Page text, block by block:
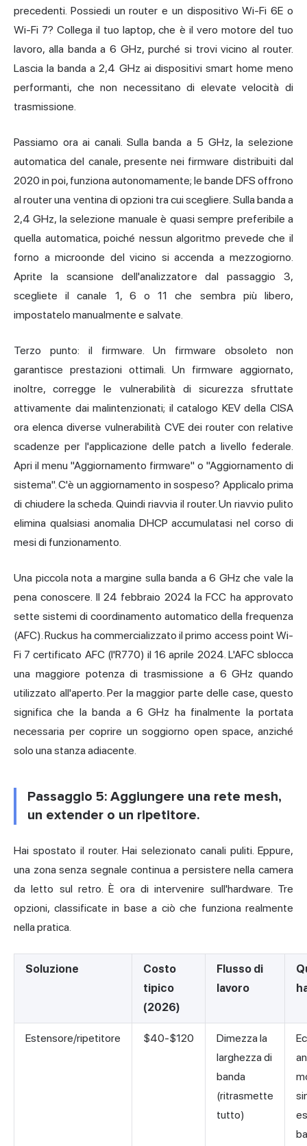
precedenti. Possiedi un router e un dispositivo Wi-Fi 6E o
Wi-Fi 7? Collega il tuo laptop, che è il vero motore del tuo
lavoro, alla banda a 6 GHz, purché si trovi vicino al router.
Lascia la banda a 2,4 GHz ai dispositivi smart home meno
performanti, che non necessitano di elevate velocità di
trasmissione.
Passiamo ora ai canali. Sulla banda a 5 GHz, la selezione
automatica del canale, presente nei firmware distribuiti dal
2020 in poi, funziona autonomamente; le bande DFS offrono
al router una ventina di opzioni tra cui scegliere. Sulla banda a
2,4 GHz, la selezione manuale è quasi sempre preferibile a
quella automatica, poiché nessun algoritmo prevede che il
forno a microonde del vicino si accenda a mezzogiorno.
Aprite la scansione dell'analizzatore dal passaggio 3,
scegliete il canale 1, 6 o 11 che sembra più libero,
impostatelo manualmente e salvate.
Terzo punto: il firmware. Un firmware obsoleto non
garantisce prestazioni ottimali. Un firmware aggiornato,
inoltre, corregge le vulnerabilità di sicurezza sfruttate
attivamente dai malintenzionati; il catalogo KEV della CISA
ora elenca diverse vulnerabilità CVE dei router con relative
scadenze per l'applicazione delle patch a livello federale.
Apri il menu "Aggiornamento firmware" o "Aggiornamento di
sistema". C'è un aggiornamento in sospeso? Applicalo prima
di chiudere la scheda. Quindi riavvia il router. Un riavvio pulito
elimina qualsiasi anomalia DHCP accumulatasi nel corso di
mesi di funzionamento.
Una piccola nota a margine sulla banda a 6 GHz che vale la
pena conoscere. Il 24 febbraio 2024 la FCC ha approvato
sette sistemi di coordinamento automatico della frequenza
(AFC). Ruckus ha commercializzato il primo access point Wi-
Fi 7 certificato AFC (l'R770) il 16 aprile 2024. L'AFC sblocca
una maggiore potenza di trasmissione a 6 GHz quando
utilizzato all'aperto. Per la maggior parte delle case, questo
significa che la banda a 6 GHz ha finalmente la portata
necessaria per coprire un soggiorno open space, anziché
solo una stanza adiacente.
Passaggio 5: Aggiungere una rete mesh,
un extender o un ripetitore.
Hai spostato il router. Hai selezionato canali puliti. Eppure,
una zona senza segnale continua a persistere nella camera
da letto sul retro. È ora di intervenire sull'hardware. Tre
opzioni, classificate in base a ciò che funziona realmente
nella pratica.
Soluzione
Costo
tipico
(2026)
Flusso di
lavoro
Estensore/ripetitore $40-$120
Dimezza la
larghezza di
banda
(ritrasmette
tutto)